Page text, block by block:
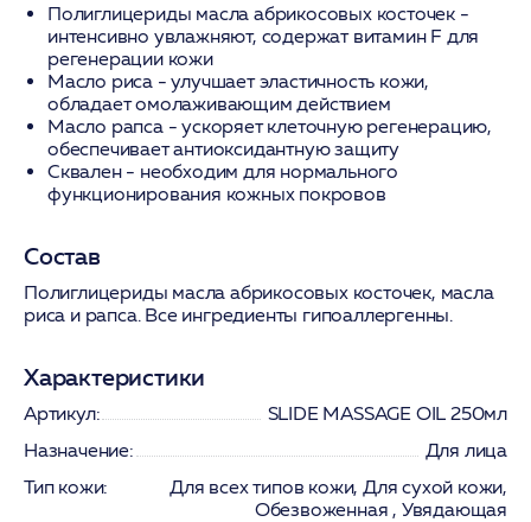
Полиглицериды масла абрикосовых косточек -
интенсивно увлажняют, содержат витамин F для
регенерации кожи
Масло риса - улучшает эластичность кожи,
обладает омолаживающим действием
Масло рапса- ускоряет клеточную регенерацию,
обеспечивает антиоксидантную защиту
Сквален- необходим для нормального
функционирования кожных покровов
Состав
Полиглицериды масла абрикосовых косточек, масла
риса и рапса. Все ингредиенты гипоаллергенны.
Характеристики
Артикул:
SLIDE MASSAGE OIL 250мл
Назначение:
Для лица
Тип кожи:
Для всех типов кожи, Для сухой кожи,
Обезвоженная , Увядающая